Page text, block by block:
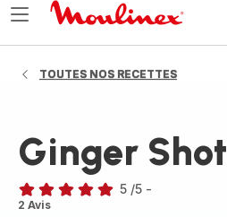
Ouvrir
TOUTES NOS RECETTES
Ginger Shot
Avis
5 /5 -
2 Avis